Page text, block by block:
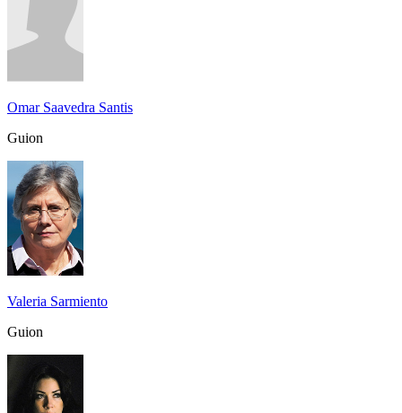
Omar Saavedra Santis
Guion
Valeria Sarmiento
Guion